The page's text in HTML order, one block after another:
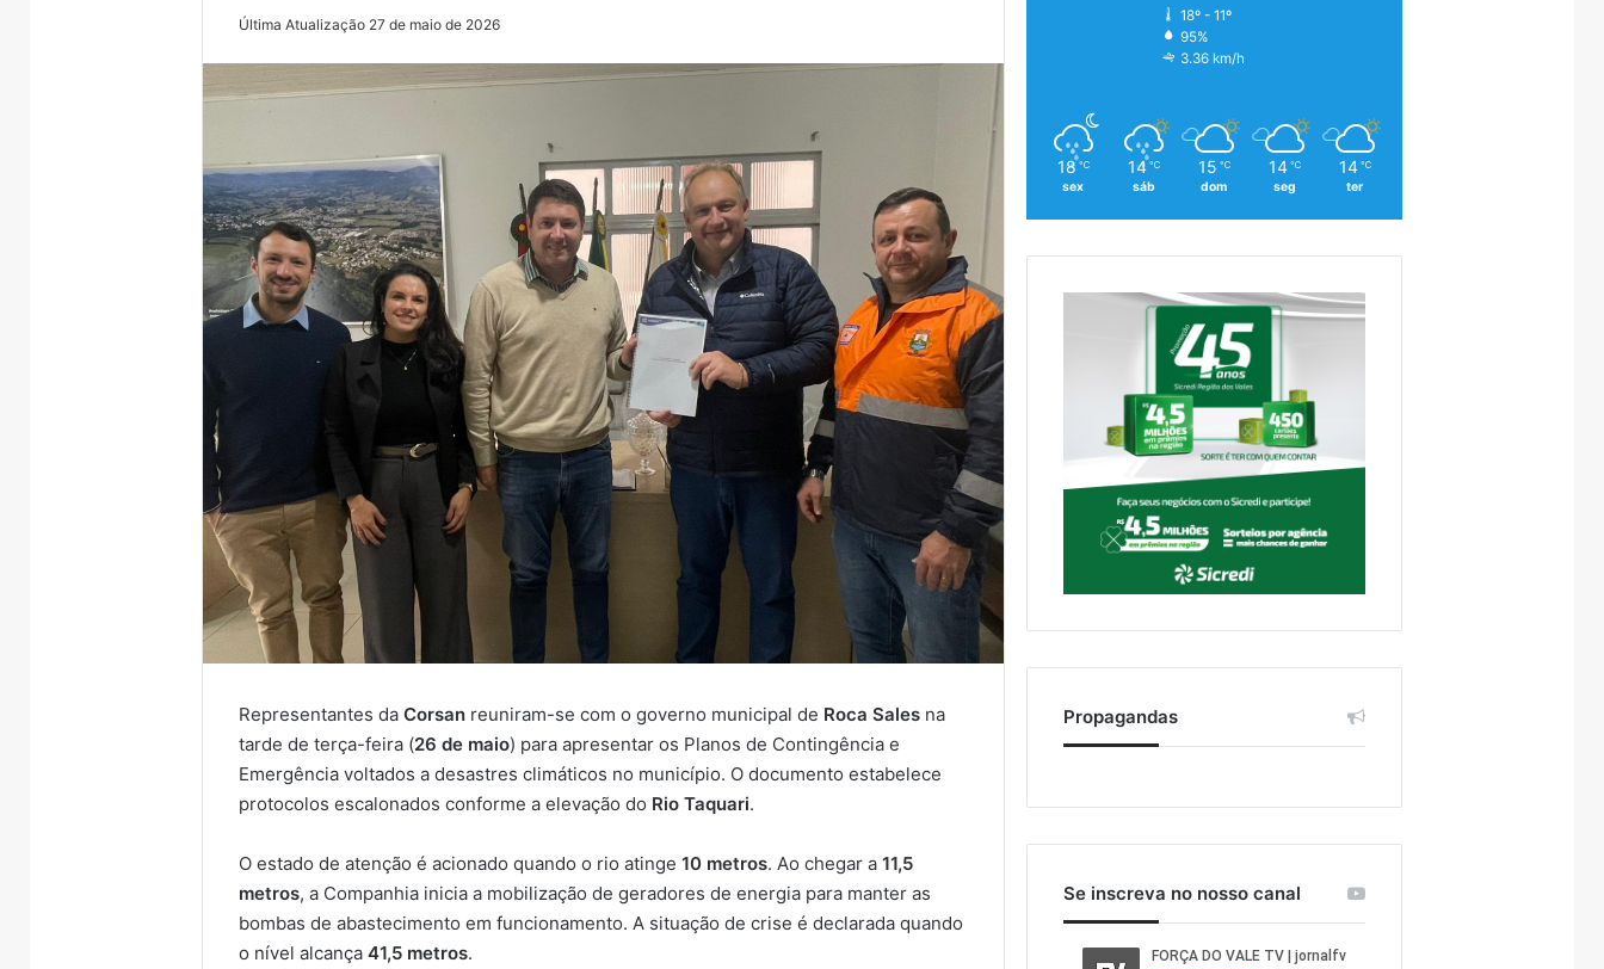
Última Atualização 27 de maio de 2026
Representantes daCorsan reuniram-se com o governo municipal de Roca Sales na
tarde de terça-feira (26 de maio) para apresentar os Planos de Contingência e
Emergência voltados a desastres climáticos no município. O documento estabelece
protocolos escalonados conforme a elevação do Rio Taquari.
O estado de atenção é acionado quando o rio atinge10 metros. Ao chegar a11,5
metros, a Companhia inicia a mobilização de geradores de energia para manter as
bombas de abastecimento em funcionamento. A situação de crise é declarada quando
o nível alcança41,5 metros.
18º - 11º
95%
3.36 km/h
18 ℃
sex
14 ℃
sáb
15 ℃
dom
14 ℃
seg
14 ℃
ter
Propagandas
Se inscreva no nosso canal